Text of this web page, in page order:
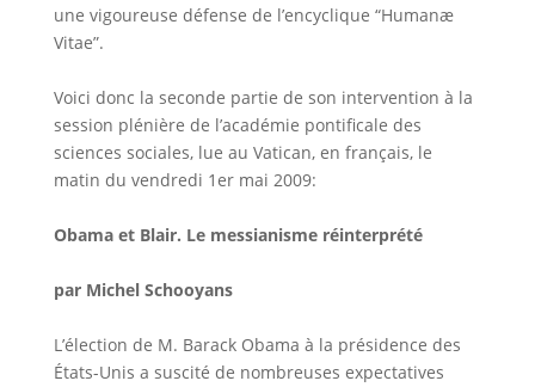
une vigoureuse défense de l’encyclique “Humanæ
Vitae”.
Voici donc la seconde partie de son intervention à la
session plénière de l’académie pontificale des
sciences sociales, lue au Vatican, en français, le
matin du vendredi 1er mai 2009:
Obama et Blair. Le messianisme réinterprété
par Michel Schooyans
L’élection de M. Barack Obama à la présidence des
États-Unis a suscité de nombreuses expectatives